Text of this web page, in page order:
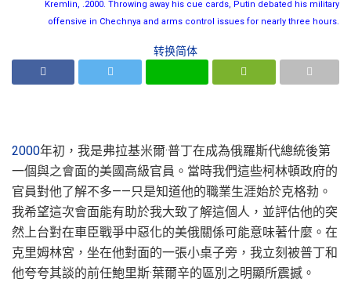
Kremlin, .2000. Throwing away his cue cards, Putin debated his military
offensive in Chechnya and arms control issues for nearly three hours.
转换简体
2000年初，我是弗拉基米爾·普丁在成為俄羅斯代總統後第
一個與之會面的美國高級官員。當時我們這些柯林頓政府的
官員對他了解不多——只是知道他的職業生涯始於克格勃。
我希望這次會面能有助於我大致了解這個人，並評估他的突
然上台對在車臣戰爭中惡化的美俄關係可能意味著什麼。在
克里姆林宮，坐在他對面的一張小桌子旁，我立刻被普丁和
他夸夸其談的前任鮑里斯·葉爾辛的區別之明顯所震撼。